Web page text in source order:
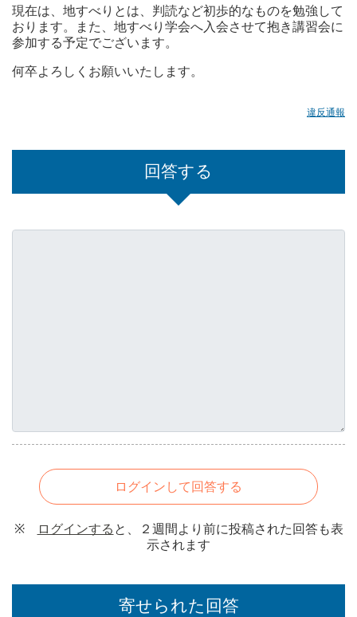
現在は、地すべりとは、判読など初歩的なものを勉強して
おります。また、地すべり学会へ入会させて抱き講習会に
参加する予定でございます。
何卒よろしくお願いいたします。
違反通報
回答する
ログインして回答する
※ ログインすると、２週間より前に投稿された回答も表
示されます
寄せられた回答